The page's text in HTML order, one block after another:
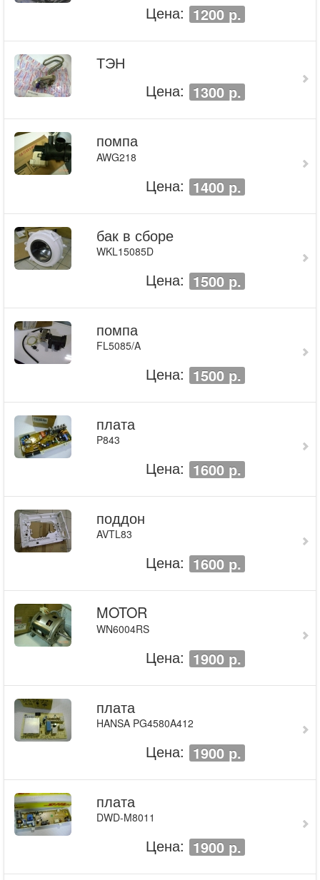
Цена: 1200 р.
ТЭН
Цена: 1300 р.
помпа
AWG218
Цена: 1400 р.
бак в сборе
WKL15085D
Цена: 1500 р.
помпа
FL5085/A
Цена: 1500 р.
плата
P843
Цена: 1600 р.
поддон
AVTL83
Цена: 1600 р.
MOTOR
WN6004RS
Цена: 1900 р.
плата
HANSA PG4580A412
Цена: 1900 р.
плата
DWD-M8011
Цена: 1900 р.